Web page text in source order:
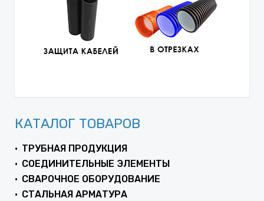
КАТАЛОГ ТОВАРОВ
ТРУБНАЯ ПРОДУКЦИЯ
СОЕДИНИТЕЛЬНЫЕ ЭЛЕМЕНТЫ
СВАРОЧНОЕ ОБОРУДОВАНИЕ
СТАЛЬНАЯ АРМАТУРА